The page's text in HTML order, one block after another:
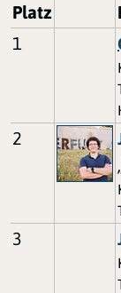
Platz
1
2
3